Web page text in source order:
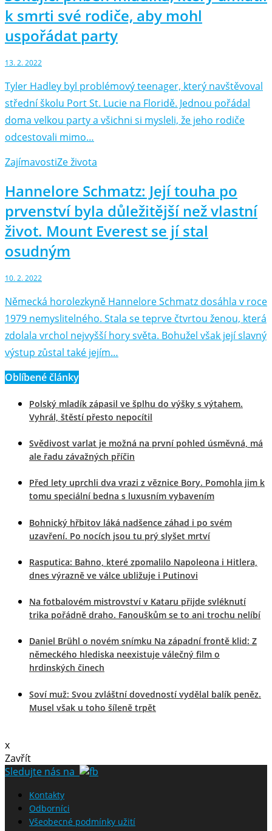
k smrti své rodiče, aby mohl
uspořádat party
13. 2. 2022
Tyler Hadley byl problémový teenager, který navštěvoval
střední školu Port St. Lucie na Floridě. Jednou pořádal
doma velkou party a všichni si mysleli, že jeho rodiče
odcestovali mimo…
ZajímavostiZe života
Hannelore Schmatz: Její touha po
prvenství byla důležitější než vlastní
život. Mount Everest se jí stal
osudným
10. 2. 2022
Německá horolezkyně Hannelore Schmatz dosáhla v roce
1979 nemyslitelného. Stala se teprve čtvrtou ženou, která
zdolala vrchol nejvyšší hory světa. Bohužel však její slavný
výstup zůstal také jejím…
Oblíbené články
Polský mladík zápasil ve šplhu do výšky s výtahem.
Vyhrál, štěstí přesto nepocítil
Svědivost varlat je možná na první pohled úsměvná, má
ale řadu závažných příčin
Před lety uprchli dva vrazi z věznice Bory. Pomohla jim k
tomu speciální bedna s luxusním vybavením
Bohnický hřbitov láká nadšence záhad i po svém
uzavření. Po nocích jsou tu prý slyšet mrtví
Rasputica: Bahno, které zpomalilo Napoleona i Hitlera,
dnes výrazně ve válce ubližuje i Putinovi
Na fotbalovém mistrovství v Kataru přijde svléknutí
trika pořádně draho. Fanouškům se to ani trochu nelíbí
Daniel Brühl o novém snímku Na západní frontě klid: Z
německého hlediska neexistuje válečný film o
hrdinských činech
Soví muž: Svou zvláštní dovedností vydělal balík peněz.
Musel však u toho šíleně trpět
x
Zavřít
Sledujte nás na
Kontakty
Odborníci
Všeobecné podmínky užití